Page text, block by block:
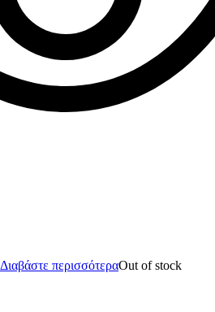
Διαβάστε περισσότεραOut of stock